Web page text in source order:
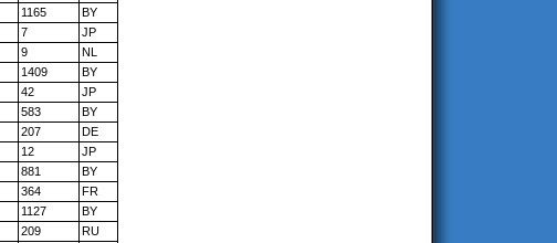
1165
BY
7
JP
9
NL
1409
BY
42
JP
583
BY
207
DE
12
JP
881
BY
364
FR
1127
BY
209
RU